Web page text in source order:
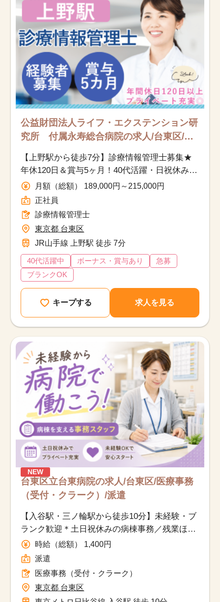
公益財団法人ライフ・エクステンション研
究所 付属永寿総合病院の求人/台東区/診
【上野駅から徒歩7分】診療情報管理士募集★
年休120日＆賞与5ヶ月！40代活躍・日祝休みで
働きやすさ◎
月額（総額） 189,000円～215,000円
正社員
診療情報管理士
東京都 台東区
JR山手線 上野駅 徒歩 7分
40代活躍中 ボーナス・賞与あり
急募
ブランクOK
キープする 求人を見る
NEW
台東区立台東病院の求人/台東区/医療事務
（受付・クラーク）/派遣
【入谷駅・三ノ輪駅から徒歩10分】未経験・ブ
ランク歓迎＊土日祝休みの病棟事務／残業ほぼ
なし！時給（総額） 1,400円
派遣
医療事務（受付・クラーク）
東京都 台東区